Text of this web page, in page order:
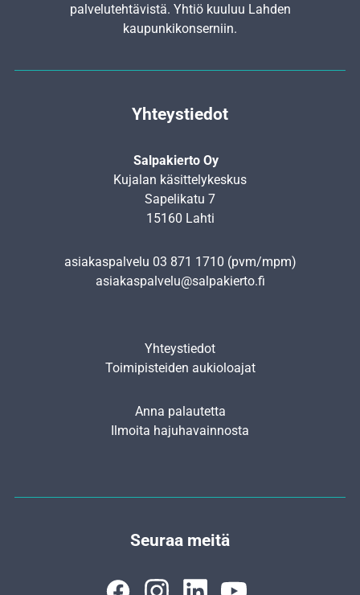
palvelutehtävistä. Yhtiö kuuluu Lahden
kaupunkikonserniin.
Yhteystiedot
Salpakierto Oy
Kujalan käsittelykeskus
Sapelikatu 7
15160 Lahti
asiakaspalvelu 03 871 1710 (pvm/mpm)
asiakaspalvelu@salpakierto.fi
Yhteystiedot
Toimipisteiden aukioloajat
Anna palautetta
Ilmoita hajuhavainnosta
Seuraa meitä